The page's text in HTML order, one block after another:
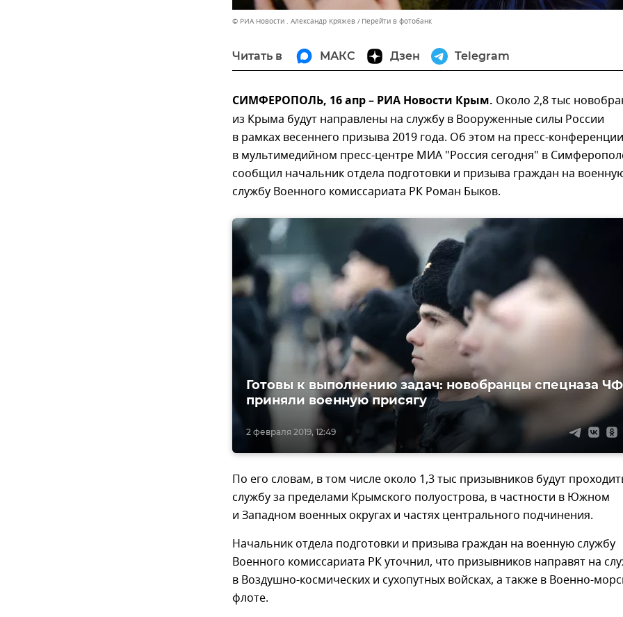
© РИА Новости . Александр Кряжев Перейти в фотобанк
Читать в МАКС Дзен Telegram
СИМФЕРОПОЛЬ, 16 апр – РИА Новости Крым. Около 2,8 тыс
из Крыма будут направлены на службу в Вооруженные силы России
в рамках весеннего призыва 2019 года. Об этом на пресс-конференции
в мультимедийном пресс-центре МИА "Россия сегодня" в
сообщил начальник отдела подготовки и призыва граждан на
службу Военного комиссариата РК Роман Быков.
2 февраля 2019, 12:49
Готовы к выполнению задач: новобранцы спецназа ЧФ
приняли военную присягу
По его словам, в том числе около 1,3 тыс призывников будут
службу за пределами Крымского полуострова, в частности в Южном
и Западном военных округах и частях центрального подчинения.
Начальник отдела подготовки и призыва граждан на военную службу
Военного комиссариата РК уточнил, что призывников направят на
в Воздушно-космических и сухопутных войсках, а также в Военно-
флоте.